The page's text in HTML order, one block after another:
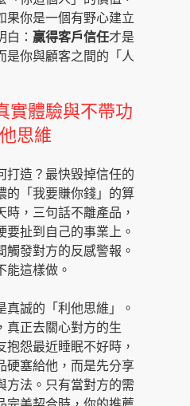
果你是一個有野心建立
： 贏得客戶信任才是
是你與顧客之間的「人
實體驗與不帶功
思維
打造？最快毀掉信任的
的「我要賺你錢」的算
，三句話不離產品，
扯到自己的事業上。
發對方的反感警報。
能這樣做。
真誠的「利他思維」。
真正去關心對方的生
怨最近睡眠不好時，
硬塞給他，而是先分享
方法。只有當對方的需